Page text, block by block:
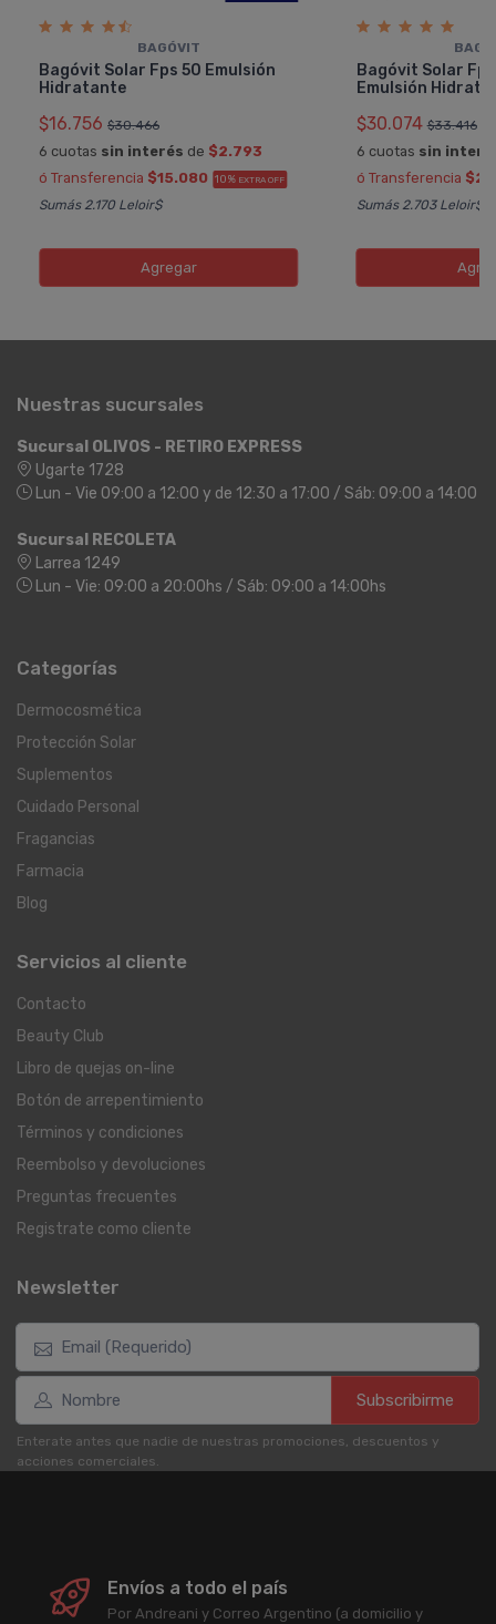
BAGÓVIT
Bagóvit Solar Fps 50 Emulsión
Hidratante
$16.756 $30.466
6 cuotas sin interés de $2.793
ó Transferencia $15.080 10% EXTRA OFF
Sumás 2.170 Leloir$
Agregar
Bagóvit Solar
Emulsión
$30.074 $33.416
6 cuotas sin
ó Transferencia
Sumás 2.703 Leloir$
Nuestras sucursales
Sucursal OLIVOS - RETIRO EXPRESS
Ugarte 1728
Lun - Vie 09:00 a 12:00 y de 12:30 a 17:00 / Sáb: 09:00 a 14:00
Sucursal RECOLETA
Larrea 1249
Lun - Vie: 09:00 a 20:00hs / Sáb: 09:00 a 14:00hs
Categorías
Dermocosmética
Protección Solar
Suplementos
Cuidado Personal
Fragancias
Farmacia
Blog
Servicios al cliente
Contacto
Beauty Club
Libro de quejas on-line
Botón de arrepentimiento
Términos y condiciones
Reembolso y devoluciones
Preguntas frecuentes
Registrate como cliente
Newsletter
Subscribirme
Enterate antes que nadie de nuestras promociones, descuentos y
acciones comerciales.
Envíos a todo el país
Por Andreani y Correo Argentino (a domicilio y